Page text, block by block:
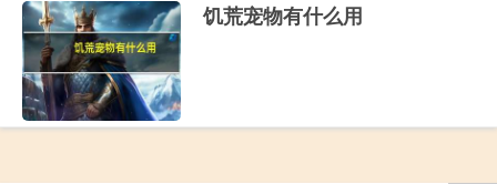
饥荒宠物有什么用